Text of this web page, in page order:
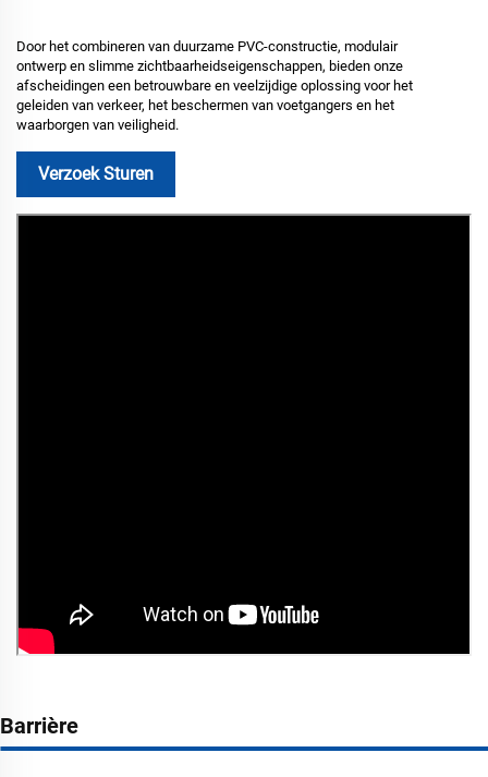
Door het combineren van duurzame PVC-constructie, modulair
ontwerp en slimme zichtbaarheidseigenschappen, bieden onze
afscheidingen een betrouwbare en veelzijdige oplossing voor het
geleiden van verkeer, het beschermen van voetgangers en het
waarborgen van veiligheid.
Verzoek Sturen
Barrière